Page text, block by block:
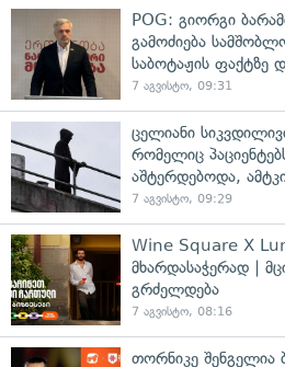
POG: გიორგი
გამოძიება
საბოტაჟის ფაქტზე
7 აგვისტო, 09:31
ცელიანი
რომელიც
აშტერდებოდა,
7 აგვისტო, 09:29
Wine Square X
მხარდასაჭერად |
გრძელდება
7 აგვისტო, 08:16
თორნიკე შენგელია